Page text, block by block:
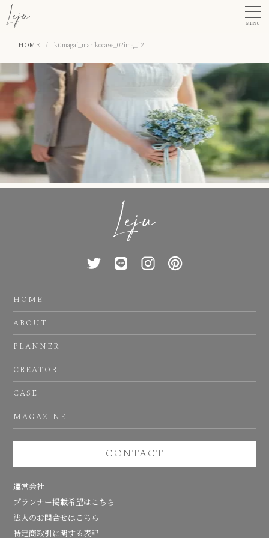
MENU
HOME / kumagai_marikocase_02img_12
HOME
ABOUT
PLANNER
CREATOR
CASE
MAGAZINE
CONTACT
運営会社
プランナー掲載希望はこちら
法人のお問合せはこちら
特定商取引に関する表記